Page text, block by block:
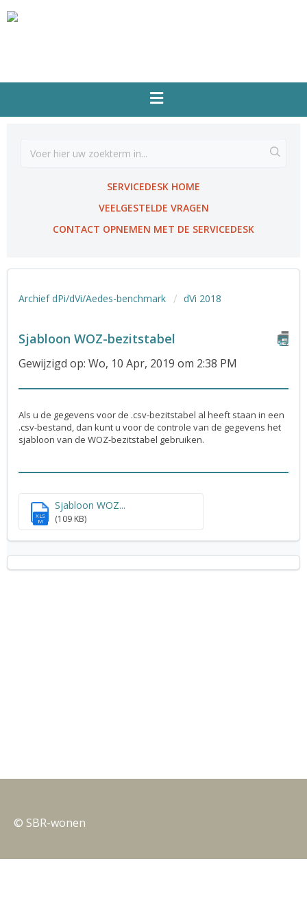
SERVICEDESK HOME
VEELGESTELDE VRAGEN
CONTACT OPNEMEN MET DE SERVICEDESK
Archief dPi/dVi/Aedes-benchmark dVi 2018
Sjabloon WOZ-bezitstabel
Gewijzigd op: Wo, 10 Apr, 2019 om 2:38 PM
Als u de gegevens voor de .csv-bezitstabel al heeft staan in een
.csv-bestand, dan kunt u voor de controle van de gegevens het
sjabloon van de WOZ-bezitstabel gebruiken.
XLS
M
Sjabloon WOZ...
(109 KB)
© SBR-wonen